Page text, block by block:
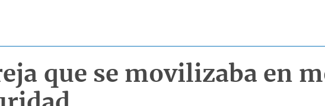
que se movilizaba en